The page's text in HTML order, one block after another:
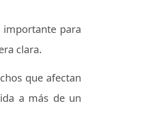
importante para
clara.
que afectan
a más de un